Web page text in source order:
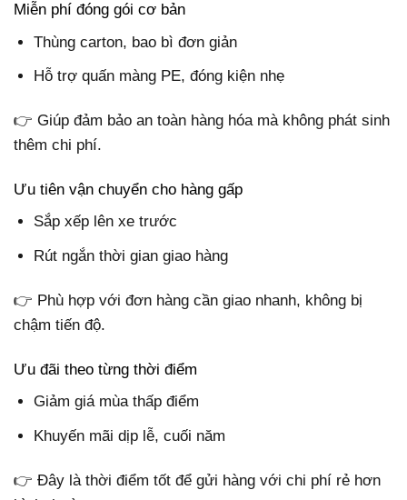
Miễn phí đóng gói cơ bản
Thùng carton, bao bì đơn giản
Hỗ trợ quấn màng PE, đóng kiện nhẹ
👉 Giúp đảm bảo an toàn hàng hóa mà không phát sinh
thêm chi phí.
Ưu tiên vận chuyển cho hàng gấp
Sắp xếp lên xe trước
Rút ngắn thời gian giao hàng
👉 Phù hợp với đơn hàng cần giao nhanh, không bị
chậm tiến độ.
Ưu đãi theo từng thời điểm
Giảm giá mùa thấp điểm
Khuyến mãi dịp lễ, cuối năm
👉 Đây là thời điểm tốt để gửi hàng với chi phí rẻ hơn